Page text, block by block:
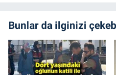
Bunlar da ilginizi